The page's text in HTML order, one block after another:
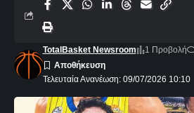
Τελευταία Ανανέωση: 09/07/2026 10:10
TotalBasket Newsroom 1 Προβολή